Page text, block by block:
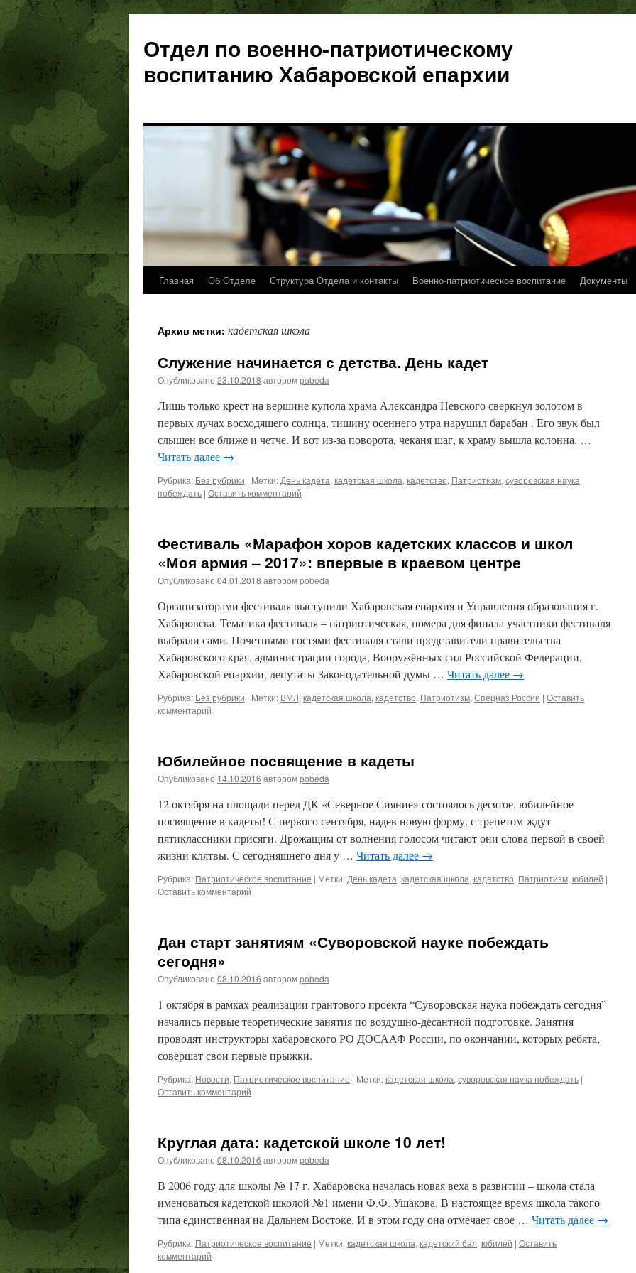
Отдел по военно-патриотическому
воспитанию Хабаровской епархии
Перейти
содержимому
Главная Об Отделе Структура Отдела и контакты Военно-патриотическое воспитание Документы
Архив метки: кадетская школа
Служение начинается с детства. День кадет
Опубликовано 23.10.2018 авторомpobeda
Лишь только крест на вершине купола храма Александра Невского сверкнул золотом в
первых лучах восходящего солнца, тишину осеннего утра нарушил барабан . Его звук был
слышен все ближе и четче. И вот из-за поворота, чеканя шаг, к храму вышла колонна. …
Читать далее →
Рубрика: Без рубрики | Метки: День кадета, кадетская школа, кадетство, Патриотизм, суворовская наука
побеждать | Оставить комментарий
Фестиваль «Марафон хоров кадетских классов и школ
«Моя армия – 2017»: впервые в краевом центре
Опубликовано 04.01.2018 авторомpobeda
Организаторами фестиваля выступили Хабаровская епархия и Управления образования г.
Хабаровска. Тематика фестиваля – патриотическая, номера для финала участники фестиваля
выбрали сами. Почетными гостями фестиваля стали представители правительства
Хабаровского края, администрации города, Вооружённых сил Российской Федерации,
Хабаровской епархии, депутаты Законодательной думы … Читать далее →
Рубрика: Без рубрики | Метки: ВМЛ, кадетская школа, кадетство, Патриотизм, Спецназ России | Оставить
комментарий
Юбилейное посвящение в кадеты
Опубликовано 14.10.2016 авторомpobeda
12 октября на площади перед ДК «Северное Сияние» состоялось десятое, юбилейное
посвящение в кадеты! С первого сентября, надев новую форму, с трепетом ждут
пятиклассники присяги. Дрожащим от волнения голосом читают они слова первой в своей
жизни клятвы. С сегодняшнего дня у … Читать далее →
Рубрика: Патриотическое воспитание | Метки: День кадета, кадетская школа, кадетство, Патриотизм, юбилей |
Оставить комментарий
Дан старт занятиям «Суворовской науке побеждать
сегодня»
Опубликовано 08.10.2016 авторомpobeda
1 октября в рамках реализации грантового проекта “Суворовская наука побеждать сегодня”
начались первые теоретические занятия по воздушно-десантной подготовке. Занятия
проводят инструкторы хабаровского РО ДОСААФ России, по окончании, которых ребята,
совершат свои первые прыжки.
Рубрика: Новости, Патриотическое воспитание | Метки:кадетская школа, суворовская наука побеждать |
Оставить комментарий
Круглая дата: кадетской школе 10 лет!
Опубликовано 08.10.2016 авторомpobeda
В 2006 году для школы № 17 г. Хабаровска началась новая веха в развитии – школа стала
именоваться кадетской школой №1 имени Ф.Ф. Ушакова. В настоящее время школа такого
типа единственная на Дальнем Востоке. И в этом году она отмечает свое … Читать далее →
Рубрика: Патриотическое воспитание | Метки:кадетская школа, кадетский бал, юбилей | Оставить
комментарий